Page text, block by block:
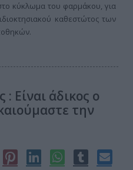
κύκλωμα του φαρμάκου, για
καθεστώτος των
Είναι άδικος ο
την